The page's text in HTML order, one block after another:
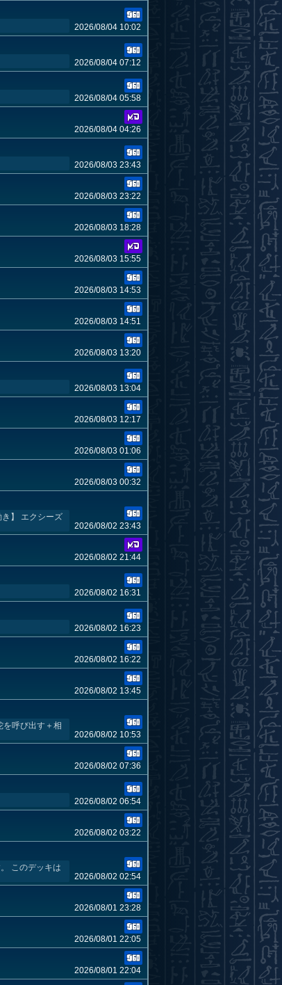
2026/08/04 10:02
2026/08/04 07:12
2026/08/04 05:58
2026/08/04 04:26
2026/08/03 23:43
2026/08/03 23:22
2026/08/03 18:28
2026/08/03 15:55
2026/08/03 14:53
2026/08/03 14:51
2026/08/03 13:20
2026/08/03 13:04
2026/08/03 12:17
2026/08/03 01:06
2026/08/03 00:32
】 エクシーズ
2026/08/02 23:43
2026/08/02 21:44
2026/08/02 16:31
2026/08/02 16:23
2026/08/02 16:22
2026/08/02 13:45
を呼び出す＋相
2026/08/02 10:53
2026/08/02 07:36
2026/08/02 06:54
2026/08/02 03:22
このデッキは
2026/08/02 02:54
2026/08/01 23:28
2026/08/01 22:05
2026/08/01 22:04